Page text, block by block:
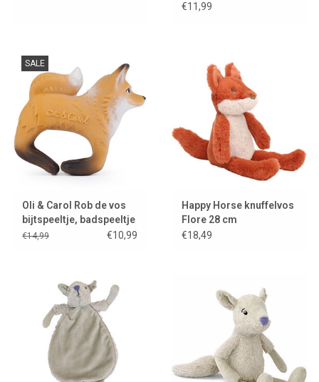
Forester
€11,99
SALE
Oli & Carol Rob de vos
bijtspeeltje, badspeeltje
en armband
€14,99 €10,99
Happy Horse knuffelvos
Flore 28 cm
€18,49